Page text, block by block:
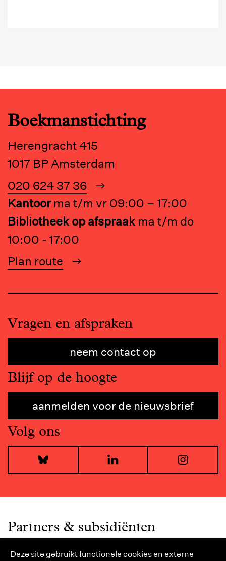
Deze site gebruikt functionele cookies en externe
Boekmanstichting
Herengracht 415
1017 BP Amsterdam
020 624 37 36
Kantoor ma t/m vr 09:00 – 17:00
Bibliotheek op afspraak ma t/m do
10:00 - 17:00
Plan route
Vragen en afspraken
neem contact op
Blijf op de hoogte
aanmelden voor de nieuwsbrief
Volg ons
Bluesky LinkedIn
Partners & subsidiënten